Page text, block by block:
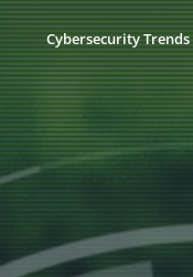
Cybersecurity